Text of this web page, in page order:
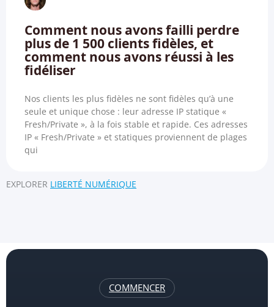
Comment nous avons failli perdre
plus de 1 500 clients fidèles, et
comment nous avons réussi à les
fidéliser
Nos clients les plus fidèles ne sont fidèles qu’à une
seule et unique chose : leur adresse IP statique «
Fresh/Private », à la fois stable et rapide. Ces adresses
IP « Fresh/Private » et statiques proviennent de plages
qui
EXPLORER LIBERTÉ NUMÉRIQUE
COMMENCER